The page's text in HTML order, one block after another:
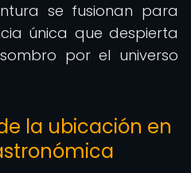
se fusionan para
única que despierta
por el universo
la ubicación en